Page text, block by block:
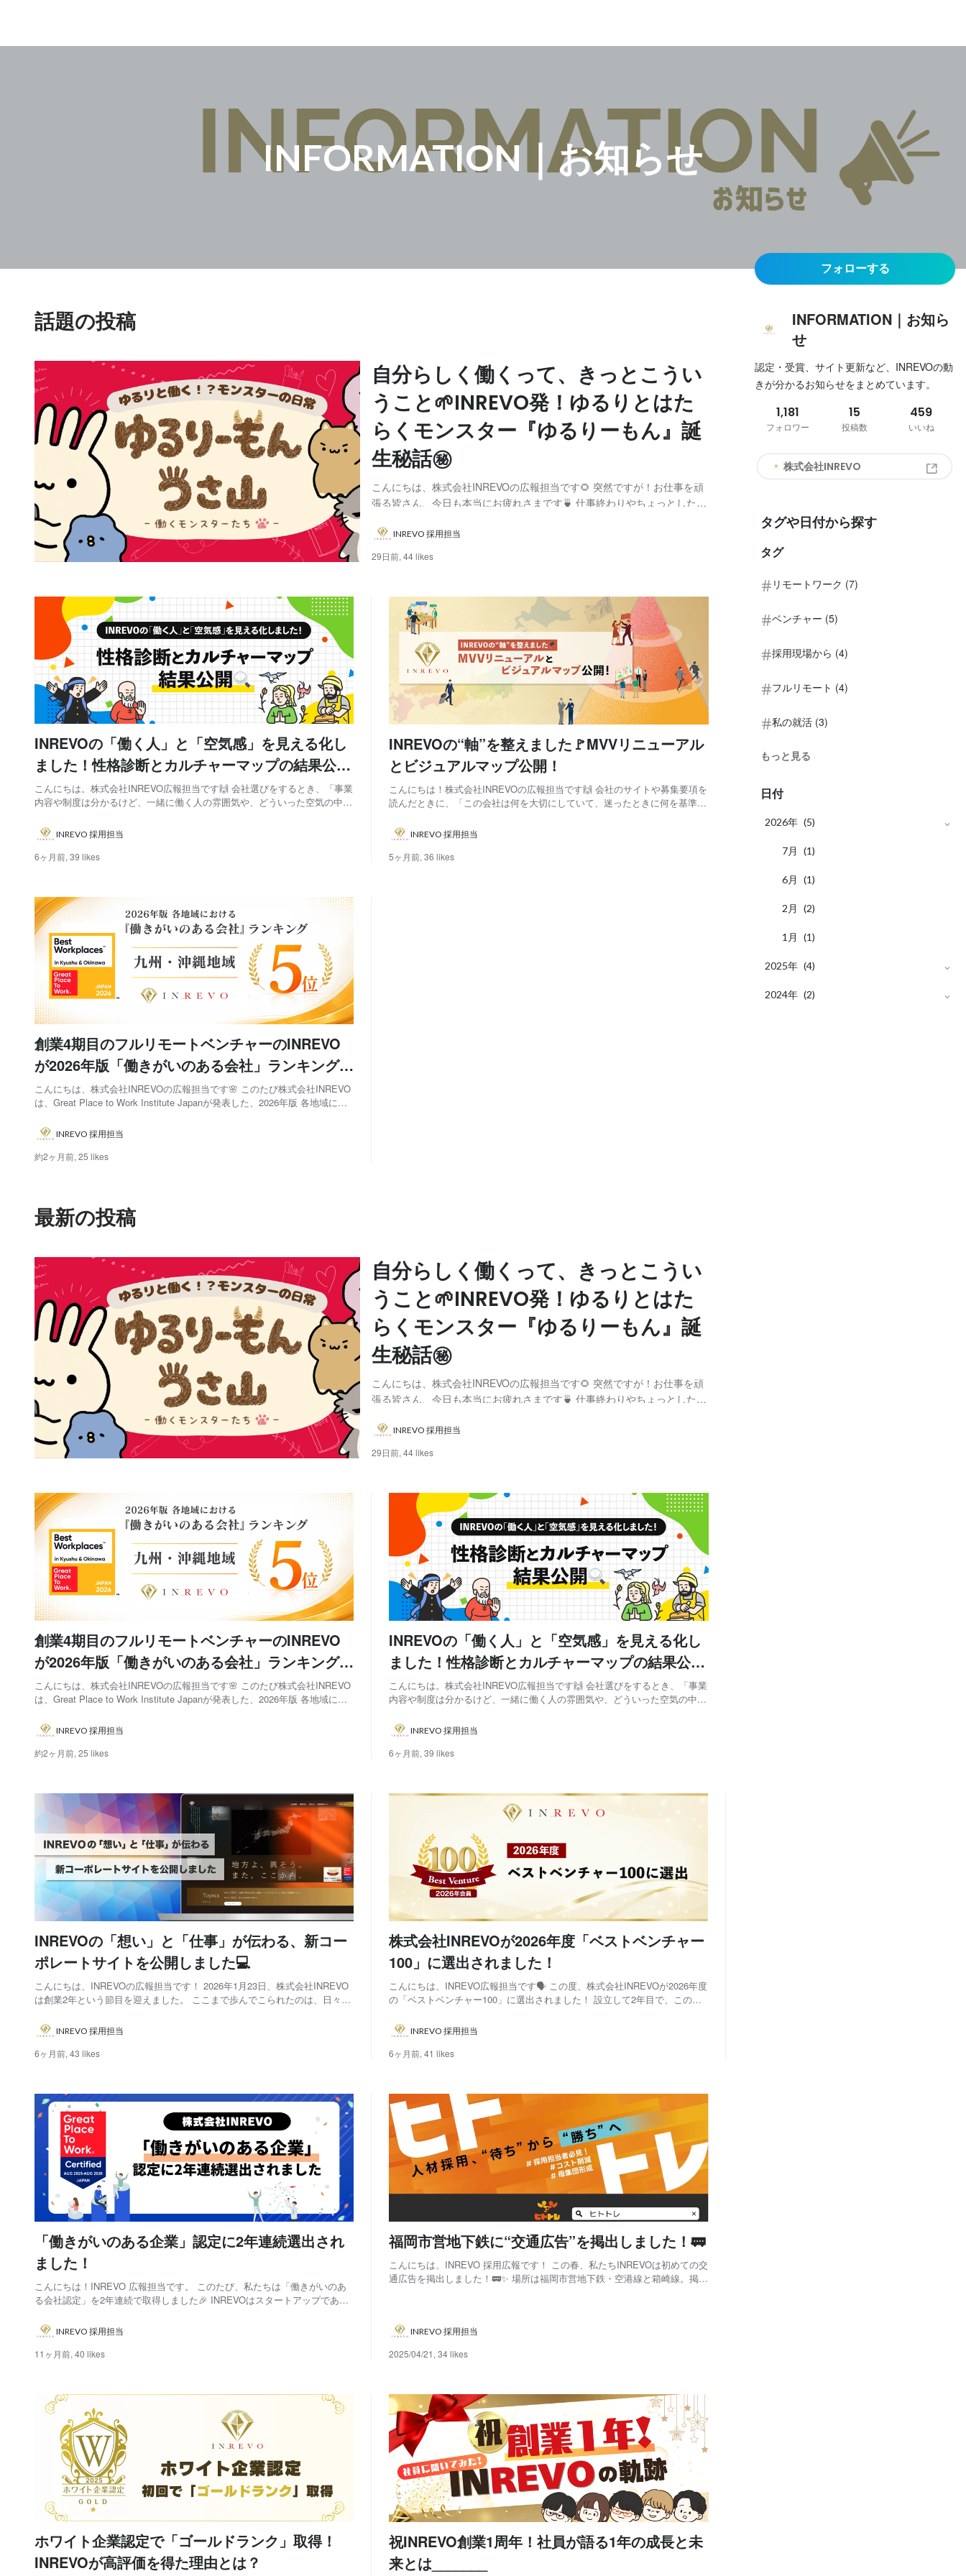
INFORMATION｜お知らせ
話題の投稿
自分らしく働くって、きっとこうい
うこと🌱INREVO発！ゆるりとはた
らくモンスター『ゆるりーもん』誕
生秘話㊙️
こんにちは、株式会社INREVOの広報担当です🌻 突然ですが！お仕事を頑
張る皆さん、今日も本当にお疲れさまです🍵 仕事終わりやちょっとした休
よね。 日々の「お仕事あるある」を、クスッと笑えて、少し心がゆるむ形
で届けたい。 そんな想いから、INREV...
INREVO 採用担当
29日前, 44 likes
INREVOの「働く人」と「空気感」を見える化し
ました！性格診断とカルチャーマップの結果公開
🔍
こんにちは。株式会社INREVO広報担当です🙌 会社選びをするとき、「事業
内容や制度は分かるけど、一緒に働く人の雰囲気や、どういった空気の中で
で確かめるのは意外と難しい！、そんな声を私たち自身もこれまで耳にして
きました。 そこで！INREVOでは...
INREVO 採用担当
6ヶ月前, 39 likes
INREVOの“軸”を整えました🚩MVVリニューアル
とビジュアルマップ公開！
こんにちは！株式会社INREVOの広報担当です🙌 会社のサイトや募集要項を
読んだときに、「この会社は何を大切にしていて、迷ったときに何を基準に
や制度を知ることももちろん大切ですが、日々の判断やチームの動き方を支
えるのは、企業が掲げている“軸”だっ...
INREVO 採用担当
5ヶ月前, 36 likes
創業4期目のフルリモートベンチャーのINREVO
が2026年版「働きがいのある会社」ランキング九
州・沖縄地域5位に選出されました！
こんにちは、株式会社INREVOの広報担当です🌸 このたび株式会社INREVO
は、Great Place to Work Institute Japanが発表した、2026年版 各地域にお
出されました🎊👏 2025年版、2026年版の「働きがいの...
INREVO 採用担当
約2ヶ月前, 25 likes
最新の投稿
自分らしく働くって、きっとこうい
うこと🌱INREVO発！ゆるりとはた
らくモンスター『ゆるりーもん』誕
生秘話㊙️
こんにちは、株式会社INREVOの広報担当です🌻 突然ですが！お仕事を頑
張る皆さん、今日も本当にお疲れさまです🍵 仕事終わりやちょっとした休
よね。 日々の「お仕事あるある」を、クスッと笑えて、少し心がゆるむ形
で届けたい。 そんな想いから、INREV...
INREVO 採用担当
29日前, 44 likes
創業4期目のフルリモートベンチャーのINREVO
が2026年版「働きがいのある会社」ランキング九
州・沖縄地域5位に選出されました！
こんにちは、株式会社INREVOの広報担当です🌸 このたび株式会社INREVO
は、Great Place to Work Institute Japanが発表した、2026年版 各地域にお
出されました🎊👏 2025年版、2026年版の「働きがいの...
INREVO 採用担当
約2ヶ月前, 25 likes
INREVOの「働く人」と「空気感」を見える化し
ました！性格診断とカルチャーマップの結果公開
🔍
こんにちは。株式会社INREVO広報担当です🙌 会社選びをするとき、「事業
内容や制度は分かるけど、一緒に働く人の雰囲気や、どういった空気の中で
で確かめるのは意外と難しい！、そんな声を私たち自身もこれまで耳にして
きました。 そこで！INREVOでは...
INREVO 採用担当
6ヶ月前, 39 likes
INREVOの「想い」と「仕事」が伝わる、新コー
ポレートサイトを公開しました💻
こんにちは、INREVOの広報担当です！ 2026年1月23日、株式会社INREVO
は創業2年という節目を迎えました。 ここまで歩んでこられたのは、日々支
戦を重ねてきたメンバーの存在があってこそです！ 心より御礼申し上げま
す。 そして！このたび、...
INREVO 採用担当
6ヶ月前, 43 likes
株式会社INREVOが2026年度「ベストベンチャー
100」に選出されました！
こんにちは、INREVO広報担当です🗣️ この度、株式会社INREVOが2026年度
の「ベストベンチャー100」に選出されました！ 設立して2年目で、このよ
ストベンチャー100」の概要をご紹介するとともに、成長性の高い企業とし
て評価いただいたこ...
INREVO 採用担当
6ヶ月前, 41 likes
「働きがいのある企業」認定に2年連続選出され
ました！
こんにちは！INREVO 広報担当です。 このたび、私たちは「働きがいのあ
る会社認定」を2年連続で取得しました🎉 INREVOはスタートアップであり
がいのある会社」認定は、社員アンケートや職場環境の評価をもとに、職場
文化が優れている会社を評...
INREVO 採用担当
11ヶ月前, 40 likes
福岡市営地下鉄に“交通広告”を掲出しました！🚃
こんにちは、INREVO 採用広報です！ この春、私たちINREVOは初めての交
通広告を掲出しました！🚃✨ 場所は福岡市営地下鉄・空港線と箱崎線。掲出
INREVO 採用担当
2025/04/21 , 34 likes
ホワイト企業認定で「ゴールドランク」取得！
INREVOが高評価を得た理由とは？
祝INREVO創業1周年！社員が語る1年の成長と未
来とは_______
フォローする
INFORMATION｜お知ら
せ
認定・受賞、サイト更新など、INREVOの動
きが分かるお知らせをまとめています。
1,181
フォロワー
15
投稿数
459
いいね
株式会社INREVO
タグや日付から探す
タグ
リモートワーク (7)
ベンチャー (5)
採用現場から (4)
フルリモート (4)
私の就活 (3)
もっと見る
日付
2026年 (5)
7月 (1)
6月 (1)
2 月 (2)
1 月 (1)
2025年 (4)
9月 (1)
2024年 (2)